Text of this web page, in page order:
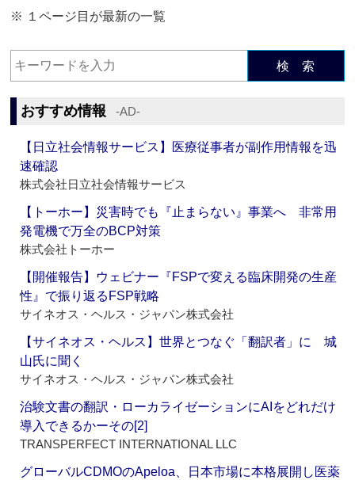
※ １ページ目が最新の一覧
検 索
おすすめ情報 ‐AD‐
【日立社会情報サービス】医療従事者が副作用情報を迅
速確認
株式会社日立社会情報サービス
【トーホー】災害時でも『止まらない』事業へ 非常用
発電機で万全のBCP対策
株式会社トーホー
【開催報告】ウェビナー『FSPで変える臨床開発の生産
性』で振り返るFSP戦略
サイネオス・ヘルス・ジャパン株式会社
【サイネオス・ヘルス】世界とつなぐ「翻訳者」に 城
山氏に聞く
サイネオス・ヘルス・ジャパン株式会社
治験文書の翻訳・ローカライゼーションにAIをどれだけ
導入できるかーその[2]
TRANSPERFECT INTERNATIONAL LLC
グローバルCDMOのApeloa、日本市場に本格展開し医薬